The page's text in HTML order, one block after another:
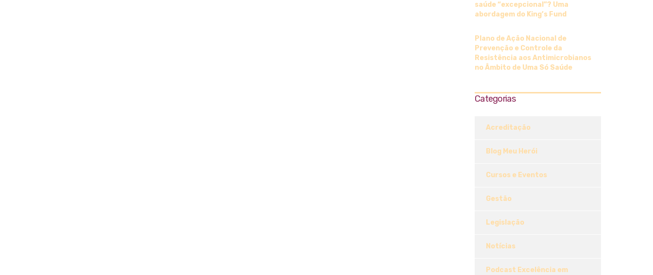
saúde “excepcional”? Uma
abordagem do King’s Fund
Plano de Ação Nacional de
Prevenção e Controle da
Resistência aos Antimicrobianos
no Âmbito de Uma Só Saúde
Categorias
Acreditação
Blog Meu Herói
Cursos e Eventos
Gestão
Legislação
Notícias
Podcast Excelência em